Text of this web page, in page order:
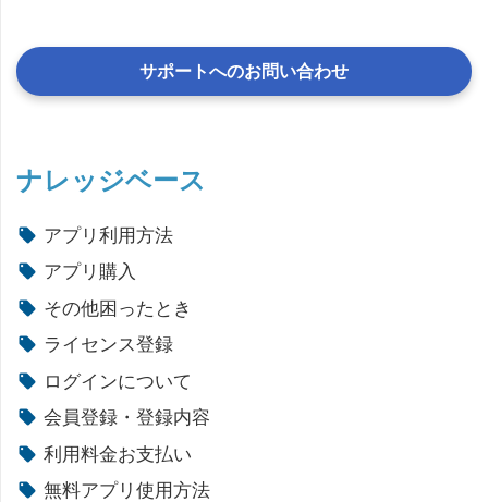
サポートへのお問い合わせ
ナレッジベース
アプリ利用方法
アプリ購入
その他困ったとき
ライセンス登録
ログインについて
会員登録・登録内容
利用料金お支払い
無料アプリ使用方法